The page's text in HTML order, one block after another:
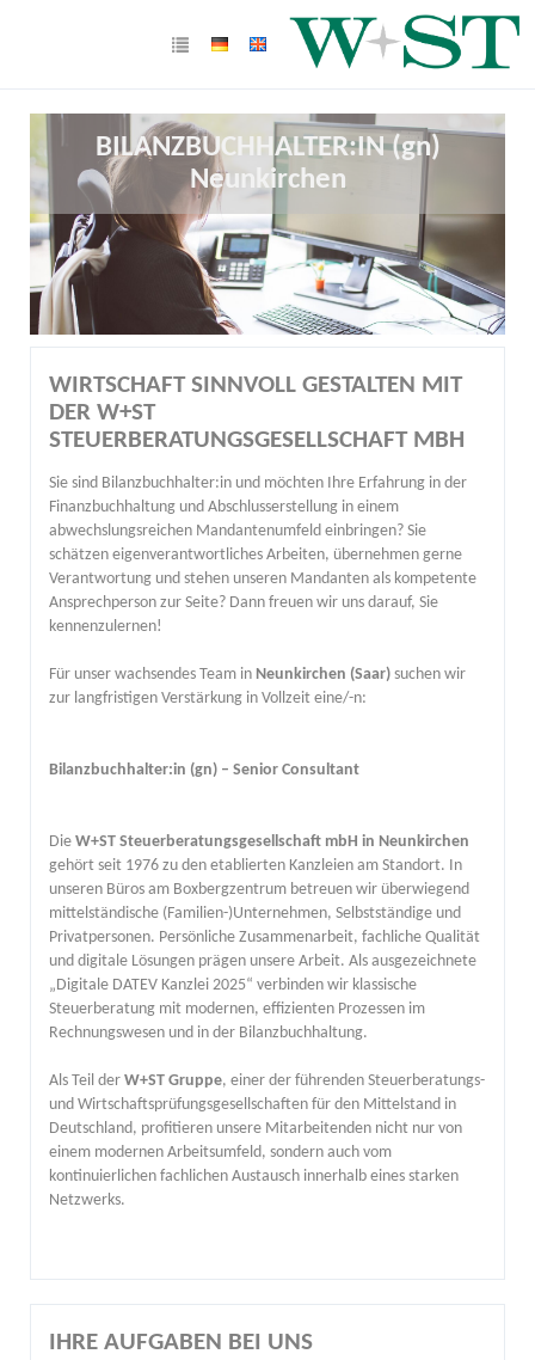
BILANZBUCHHALTER:IN (gn)
Neunkirchen
WIRTSCHAFT SINNVOLL GESTALTEN MIT
DER W+ST
STEUERBERATUNGSGESELLSCHAFT MBH
Sie sind Bilanzbuchhalter:in und möchten Ihre Erfahrung in der
Finanzbuchhaltung und Abschlusserstellung in einem
abwechslungsreichen Mandantenumfeld einbringen? Sie
schätzen eigenverantwortliches Arbeiten, übernehmen gerne
Verantwortung und stehen unseren Mandanten als kompetente
Ansprechperson zur Seite? Dann freuen wir uns darauf, Sie
kennenzulernen!
Für unser wachsendes Team in Neunkirchen (Saar) suchen wir
zur langfristigen Verstärkung in Vollzeit eine/-n:
Bilanzbuchhalter:in (gn) – Senior Consultant
Die W+ST Steuerberatungsgesellschaft mbH in Neunkirchen
gehört seit 1976 zu den etablierten Kanzleien am Standort. In
unseren Büros am Boxbergzentrum betreuen wir überwiegend
mittelständische (Familien-)Unternehmen, Selbstständige und
Privatpersonen. Persönliche Zusammenarbeit, fachliche Qualität
und digitale Lösungen prägen unsere Arbeit. Als ausgezeichnete
„Digitale DATEV Kanzlei 2025“ verbinden wir klassische
Steuerberatung mit modernen, effizienten Prozessen im
Rechnungswesen und in der Bilanzbuchhaltung.
Als Teil der W+ST Gruppe, einer der führenden Steuerberatungs-
und Wirtschaftsprüfungsgesellschaften für den Mittelstand in
Deutschland, profitieren unsere Mitarbeitenden nicht nur von
einem modernen Arbeitsumfeld, sondern auch vom
kontinuierlichen fachlichen Austausch innerhalb eines starken
Netzwerks.
IHRE AUFGABEN BEI UNS